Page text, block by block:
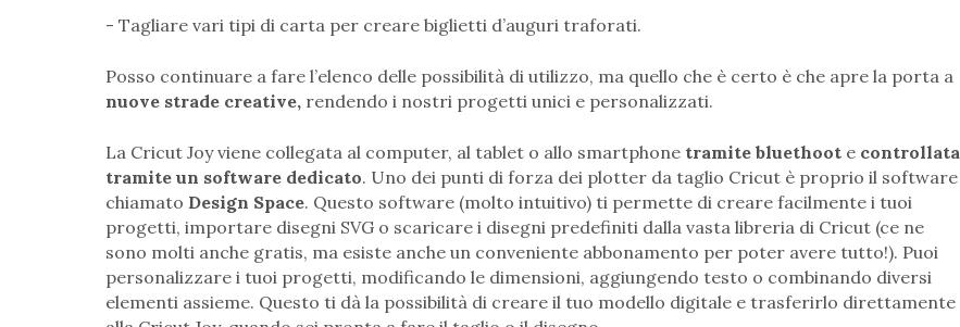
- Tagliare vari tipi di carta per creare biglietti d’auguri traforati.
Posso continuare a fare l’elenco delle possibilità di utilizzo, ma quello che è certo è che apre la porta a
nuove strade creative, rendendo i nostri progetti unici e personalizzati.
La Cricut Joy viene collegata al computer, al tablet o allo smartphone tramite bluethoot e controllata
tramite un software dedicato. Uno dei punti di forza dei plotter da taglio Cricut è proprio il software
chiamato Design Space. Questo software (molto intuitivo) ti permette di creare facilmente i tuoi
progetti, importare disegni SVG o scaricare i disegni predefiniti dalla vasta libreria di Cricut (ce ne
sono molti anche gratis, ma esiste anche un conveniente abbonamento per poter avere tutto!). Puoi
personalizzare i tuoi progetti, modificando le dimensioni, aggiungendo testo o combinando diversi
elementi assieme. Questo ti dà la possibilità di creare il tuo modello digitale e trasferirlo direttamente